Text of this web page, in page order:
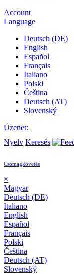
Account
Language
Deutsch (DE)
English
Español
Français
Italiano
Polski
Čeština
Deutsch (AT)
Slovenský
Üzenet:
Nyelv Keresés
Csomagkövetés
×
Magyar
Deutsch (DE)
Italiano
English
Español
Français
Polski
Čeština
Deutsch (AT)
Slovenský